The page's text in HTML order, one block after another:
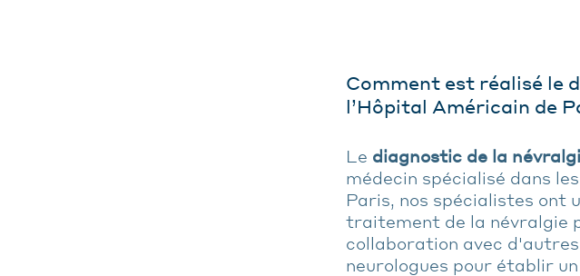
Comment est réalisé le
l’Hôpital Américain de
Le diagnostic de la
médecin spécialisé dans
Paris, nos spécialistes ont
traitement de la névralgie
collaboration avec
neurologues pour établir